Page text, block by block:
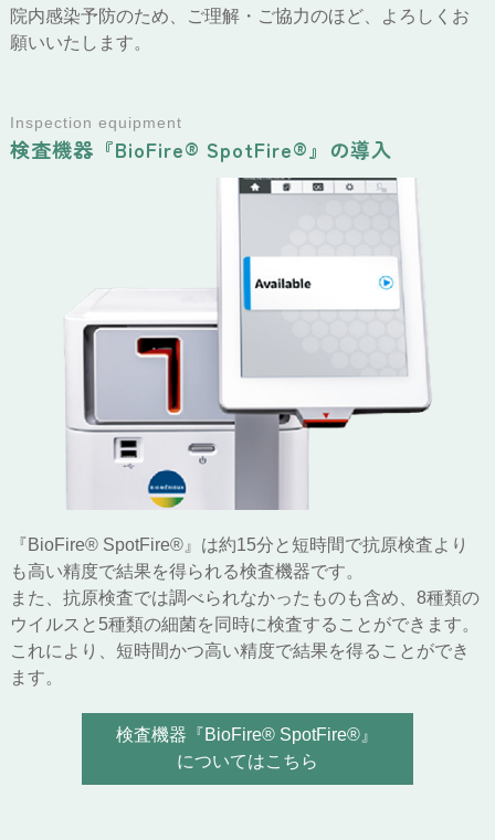
院内感染予防のため、ご理解・ご協力のほど、よろしくお
願いいたします。
Inspection equipment
検査機器『BioFire® SpotFire®』の導入
『BioFire® SpotFire®』は約15分と短時間で抗原検査より
も高い精度で結果を得られる検査機器です。
また、抗原検査では調べられなかったものも含め、8種類の
ウイルスと5種類の細菌を同時に検査することができます。
これにより、短時間かつ高い精度で結果を得ることができ
ます。
検査機器『BioFire® SpotFire®』
についてはこちら